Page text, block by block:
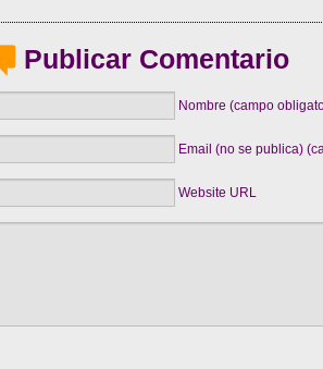
Publicar Comentario
Nombre (campo
Email (no se publica)
Website URL